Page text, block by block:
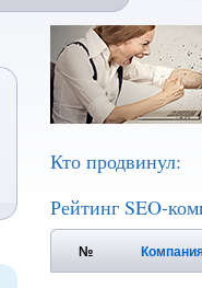
Кто продвинул:
Рейтинг SEO-
№